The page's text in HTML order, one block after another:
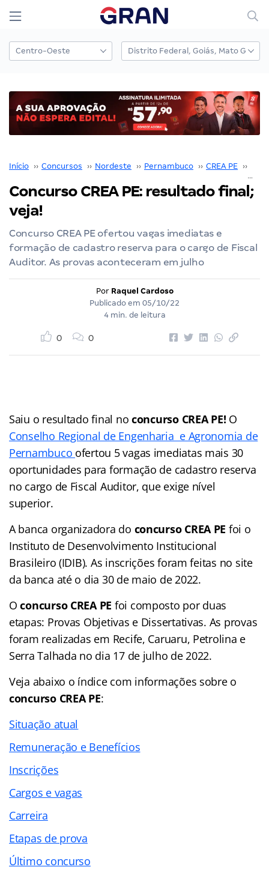
Início ›› Concursos ›› Nordeste ›› Pernambuco ›› CREA PE ››
Concurso CREA PE: resultado final;
veja!
Concurso CREA PE ofertou vagas imediatas e
formação de cadastro reserva para o cargo de Fiscal
Auditor. As provas aconteceram em julho
Por Raquel Cardoso
Publicado em 05/10/22
4 min. de leitura
0 0
Saiu o resultado final no concurso CREA PE! O
Conselho Regional de Engenharia e Agronomia de
Pernambuco ofertou 5 vagas imediatas mais 30
oportunidades para formação de cadastro reserva
no cargo de Fiscal Auditor, que exige nível
superior.
A banca organizadora do concurso CREA PE foi o
Instituto de Desenvolvimento Institucional
Brasileiro (IDIB). As inscrições foram feitas no site
da banca até o dia 30 de maio de 2022.
Oconcurso CREA PE foi composto por duas
etapas: Provas Objetivas e Dissertativas. As provas
foram realizadas em Recife, Caruaru, Petrolina e
Serra Talhada no dia 17 de julho de 2022.
Veja abaixo o índicecom informações sobre o
concurso CREA PE:
Situação atual
Remuneração e Benefícios
Inscrições
Cargos e vagas
Carreira
Etapas de prova
Último concurso